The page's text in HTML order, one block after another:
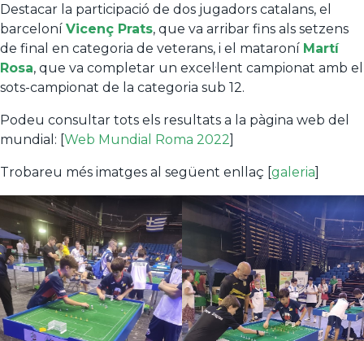
Destacar la participació de dos jugadors catalans, el
barceloní Vicenç Prats, que va arribar fins als setzens
de final en categoria de veterans, i el mataroní Martí
Rosa, que va completar un excel·lent campionat amb el
sots-campionat de la categoria sub 12.
Podeu consultar tots els resultats a la pàgina web del
mundial: [Web Mundial Roma 2022]
Trobareu més imatges al següent enllaç [galeria]